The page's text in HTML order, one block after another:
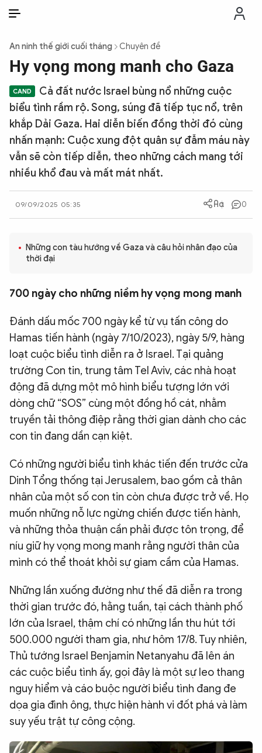
THỜI SỰ
CHỐNG DIỄN BIẾN HÒA BÌNH
CÔNG AN TRONG LÒNG DÂN
XÃ HỘI
PHÁP LUẬT
BẠN ĐỌC & CAND
ĐA PHƯƠNG TIỆN
eMagazine
Podcast
Video Ảnh
Chuyên trangAn ninh thế giới
Chuyên đề
An ninh thế giới cuối tháng Chuyên đề
Hy vọng mong manh cho Gaza
Cả đất nước Israel bùng nổ những cuộc
biểu tình rầm rộ. Song, súng đã tiếp tục nổ, trên
khắp Dải Gaza. Hai diễn biến đồng thời đó cùng
nhấn mạnh: Cuộc xung đột quân sự đẫm máu này
vẫn sẽ còn tiếp diễn, theo những cách mang tới
nhiều khổ đau và mất mát nhất.
09/09/2025 05:35 0
Những con tàu hướng về Gaza và câu hỏi nhân đạo của
thời đại
700 ngày cho những niềm hy vọng mong manh
Đánh dấu mốc 700 ngày kể từ vụ tấn công do
Hamas tiến hành (ngày 7/10/2023), ngày 5/9, hàng
loạt cuộc biểu tình diễn ra ở Israel. Tại quảng
trường Con tin, trung tâm Tel Aviv, các nhà hoạt
động đã dựng một mô hình biểu tượng lớn với
dòng chữ “SOS” cùng một đồng hồ cát, nhằm
truyền tải thông điệp rằng thời gian dành cho các
con tin đang dần cạn kiệt.
Có những người biểu tình khác tiến đến trước cửa
Dinh Tổng thống tại Jerusalem, bao gồm cả thân
nhân của một số con tin còn chưa được trở về. Họ
muốn những nỗ lực ngừng chiến được tiến hành,
và những thỏa thuận cần phải được tôn trọng, để
níu giữ hy vọng mong manh rằng người thân của
mình có thể thoát khỏi sự giam cầm của Hamas.
Những lần xuống đường như thế đã diễn ra trong
thời gian trước đó, hằng tuần, tại cách thành phố
lớn của Israel, thậm chí có những lần thu hút tới
500.000 người tham gia, như hôm 17/8. Tuy nhiên,
Thủ tướng Israel Benjamin Netanyahu đã lên án
các cuộc biểu tình ấy, gọi đây là một sự leo thang
nguy hiểm và cáo buộc người biểu tình đang đe
dọa gia đình ông, thực hiện hành vi đốt phá và làm
suy yếu trật tự công cộng.